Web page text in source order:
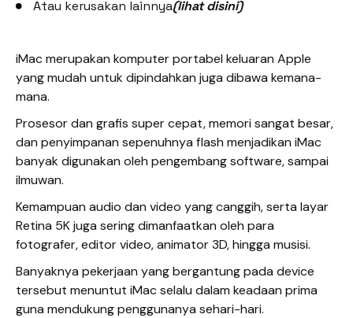
Atau kerusakan lainnya(lihat disini)
iMac merupakan komputer portabel keluaran Apple
yang mudah untuk dipindahkan juga dibawa kemana-
mana.
Prosesor dan grafis super cepat, memori sangat besar,
dan penyimpanan sepenuhnya flash menjadikan iMac
banyak digunakan oleh pengembang software, sampai
ilmuwan.
Kemampuan audio dan video yang canggih, serta layar
Retina 5K juga sering dimanfaatkan oleh para
fotografer, editor video, animator 3D, hingga musisi.
Banyaknya pekerjaan yang bergantung pada device
tersebut menuntut iMac selalu dalam keadaan prima
guna mendukung penggunanya sehari-hari.